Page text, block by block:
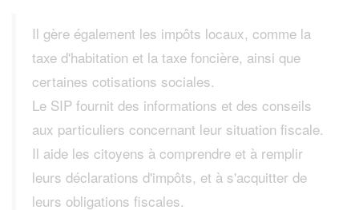
Il gère également les impôts locaux, comme la
taxe d'habitation et la taxe foncière, ainsi que
certaines cotisations sociales.
Le SIP fournit des informations et des conseils
aux particuliers concernant leur situation fiscale.
Il aide les citoyens à comprendre et à remplir
leurs déclarations d'impôts, et à s'acquitter de
leurs obligations fiscales.